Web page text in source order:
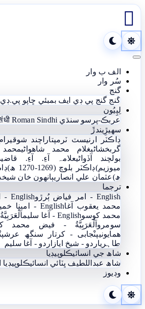

Toggle navigation
الف ب وار
سُر وار
گنج
گنج گنج پي ڊي ايف بمبئي ڇاپو
لِپِيُون
عربڪ-پرسو سنڌي Roman Sindhi
سھيڙِيندڙَ
ڊاڪٽر ارنيسٽ ٽرمپتاراچند
گربخشاڻيغلام محمد شاھواڻيمحمد
بولچند آڏواڻيعلامہ آءِ. آءِ. قاضي
ميوزيم)ڊاڪٽر بلوچ (1269-1270 ھ)
ھ)عثمان علي انصاريٻانهون خان شيخ
ترجما
English - امر فياض ٻُرڙو
English - ايلسا قاضي
محمد يعقوب آغاEnglish - امينا خميساڻي
محمد کوسوEnglish - آغا سليم
سومرو اَلْعَرَبِيَّةُ - فيض محمد
ھمايونيپنْجابی - کرتار سنگھ عرش
طاہریاردو - شيخ اياز اردو - آغا سليم
شاھ جي انسائيڪلوپيڊيا
شاھ عبداللطيف ڀٽائي انسائيڪلوپيڊيا
وڊيوز